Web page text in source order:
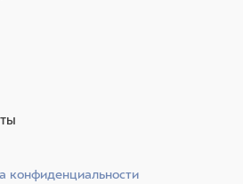
конфиденциальности